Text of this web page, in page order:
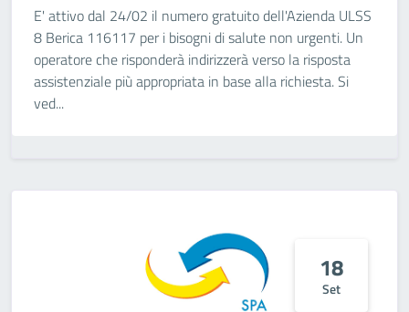
E' attivo dal 24/02 il numero gratuito dell'Azienda ULSS
8 Berica 116117 per i bisogni di salute non urgenti. Un
operatore che risponderà indirizzerà verso la risposta
assistenziale più appropriata in base alla richiesta. Si
ved...
18
Set